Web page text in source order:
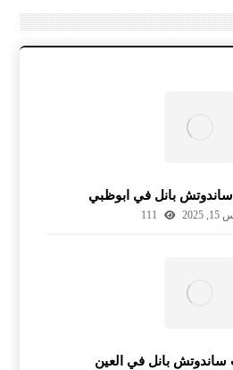
بانل في ابوظبي
2025
111
ساندوتش بانل في العين